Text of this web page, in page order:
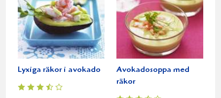
Lyxiga räkor i avokado
Avokadosoppa med
räkor